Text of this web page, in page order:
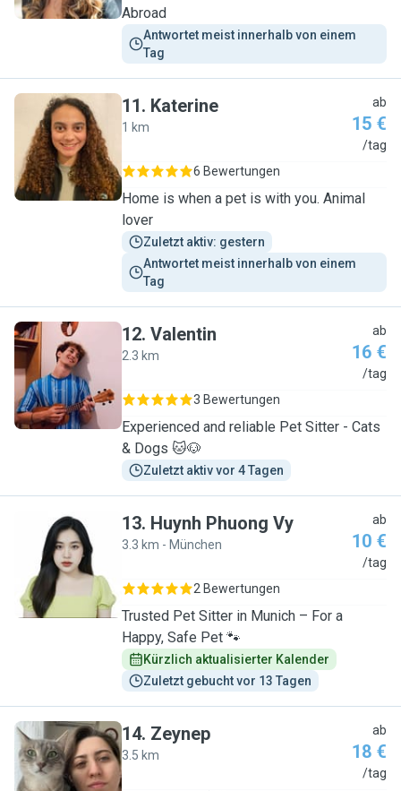
Abroad
Antwortet meist innerhalb von einem
Tag
K
11. Katerine
1 km
ab
15 €
/tag
6 Bewertungen
Home is when a pet is with you. Animal
lover
Zuletzt aktiv: gestern
Antwortet meist innerhalb von einem
Tag
V
12. Valentin
2.3 km
ab
16 €
/tag
3 Bewertungen
Experienced and reliable Pet Sitter - Cats
& Dogs 🐱🐶
Zuletzt aktiv vor 4 Tagen
H
13. Huynh Phuong Vy
3.3 km - München
ab
10 €
/tag
2 Bewertungen
Trusted Pet Sitter in Munich – For a
Happy, Safe Pet 🐾
Kürzlich aktualisierter Kalender
Zuletzt gebucht vor 13 Tagen
Z
14. Zeynep
3.5 km
ab
18 €
/tag